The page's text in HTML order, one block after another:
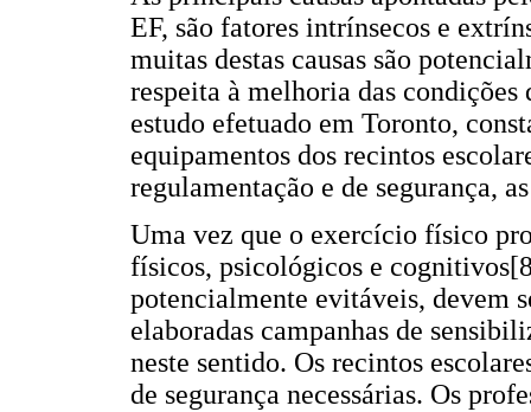
EF, são fatores intrínsecos e
muitas destas causas são
respeita à melhoria das
estudo efetuado em Toronto,
equipamentos dos recintos
regulamentação e de segurança,
Uma vez que o exercício físico
físicos, psicológicos e
potencialmente evitáveis, devem
elaboradas campanhas de
neste sentido. Os recintos
de segurança necessárias. Os